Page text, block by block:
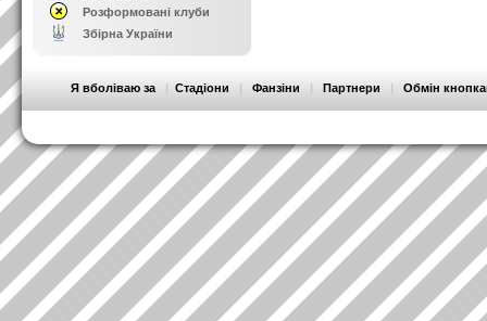
Розформовані клуби
Збірна України
Я вболіваю за | Стадіони | Фанзіни | Партнери | Обмін